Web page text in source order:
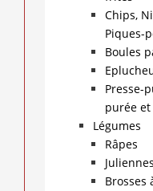
Chips,
Piques-
Boules
Presse-
purée
Légumes
Râpes
Juliennes
Brosses